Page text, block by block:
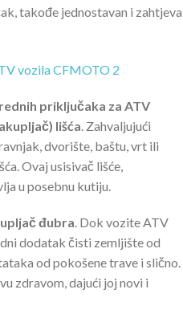
takođe jednostavan i zahtjeva
priključaka za ATV
lišća. Zahvaljujući
dvorište, baštu, vrt ili
Ovaj usisivač lišće,
u posebnu kutiju.
đubra. Dok vozite ATV
dodatak čisti zemljište od
od pokošene trave i slično.
zdravom, dajući joj novi i